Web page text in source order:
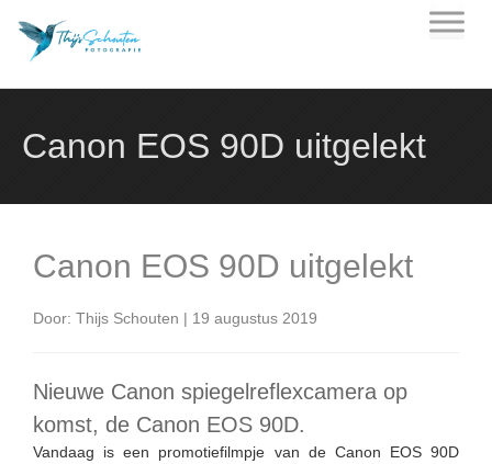
Canon EOS 90D uitgelekt
Canon EOS 90D uitgelekt
Door: Thijs Schouten | 19 augustus 2019
Nieuwe Canon spiegelreflexcamera op
komst, de Canon EOS 90D.
Vandaag is een promotiefilmpje van de Canon EOS 90D